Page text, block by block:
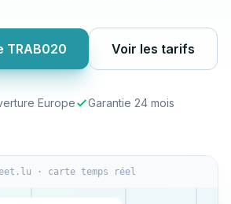
TRAB020 Voir les tarifs
Europe Garantie 24 mois
· carte temps réel